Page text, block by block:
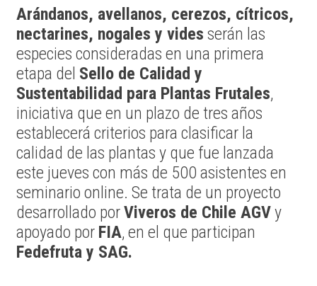
Arándanos, avellanos, cerezos, cítricos,
nectarines, nogales y vides serán las
especies consideradas en una primera
etapa del Sello de Calidad y
Sustentabilidad para Plantas Frutales,
iniciativa que en un plazo de tres años
establecerá criterios para clasificar la
calidad de las plantas y que fue lanzada
este jueves con más de 500 asistentes en
seminario online. Se trata de un proyecto
desarrollado porViveros de Chile AGVy
apoyado por FIA, en el que participan
Fedefruta y SAG.